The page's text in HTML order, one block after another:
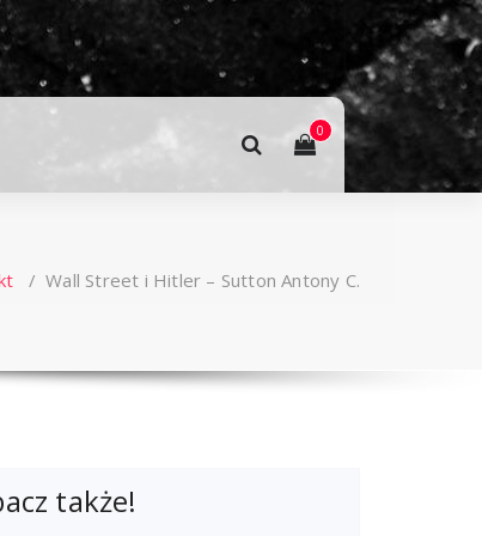
0
/Wall Street i Hitler – Sutton Antony C.
także!